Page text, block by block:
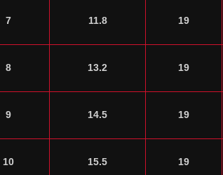
7 11.8 19
8 13.2 19
9 14.5 19
10 15.5 19